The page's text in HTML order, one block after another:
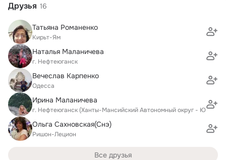
Друзья 16
Татьяна Романенко
Кирьт-Ям
Наталья Маланичева
г. Нефтеюганск
Вечеслав Карпенко
Одесса
Ирина Маланичева
г. Нефтеюганск (Ханты-Мансийский Автономный округ - Югра
Ольга Сахновская(Снэ)
Ришон-Лецион
Все друзья